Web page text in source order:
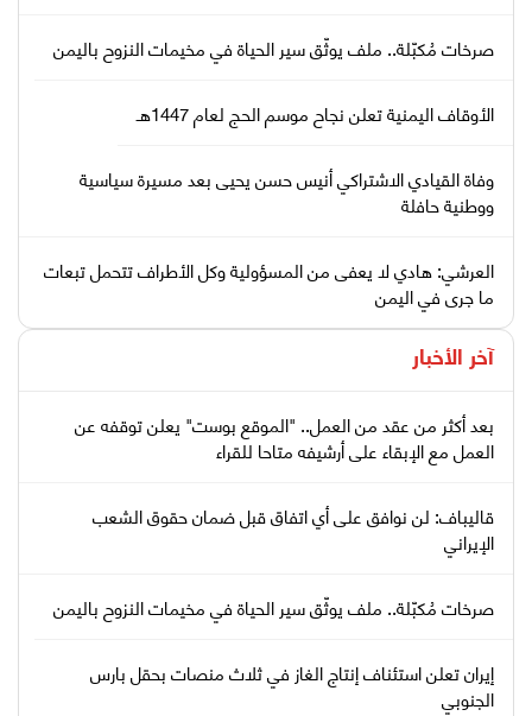
صرخات مُكبّلة.. ملف يوثّق سير الحياة في مخيمات النزوح باليمن
الأوقاف اليمنية تعلن نجاح موسم الحج لعام 1447هـ
وفاة القيادي الاشتراكي أنيس حسن يحيى بعد مسيرة سياسية
ووطنية حافلة
العرشي: هادي لا يعفى من المسؤولية وكل الأطراف تتحمل تبعات
ما جرى في اليمن
آخر الأخبار
بعد أكثر من عقد من العمل.. "الموقع بوست" يعلن توقفه عن
العمل مع الإبقاء على أرشيفه متاحا للقراء
قاليباف: لن نوافق على أي اتفاق قبل ضمان حقوق الشعب
الإيراني
صرخات مُكبّلة.. ملف يوثّق سير الحياة في مخيمات النزوح باليمن
إيران تعلن استئناف إنتاج الغاز في ثلاث منصات بحقل بارس
الجنوبي